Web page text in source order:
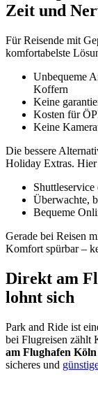
Zeit und
Für Reisende mit
komfortabelste
Unbequeme
Koffern
Keine
Kosten für
Keine
Die bessere
Holiday Extras.
Überwachte,
Bequeme
Gerade bei Reisen
Komfort spürbar –
Direkt am
lohnt sich
Park and Ride ist
bei Flugreisen zählt
am Flughafen Köln
sicheres und